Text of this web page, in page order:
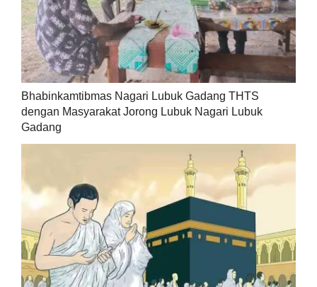
Bhabinkamtibmas Nagari Lubuk Gadang THTS
dengan Masyarakat Jorong Lubuk Nagari Lubuk
Gadang